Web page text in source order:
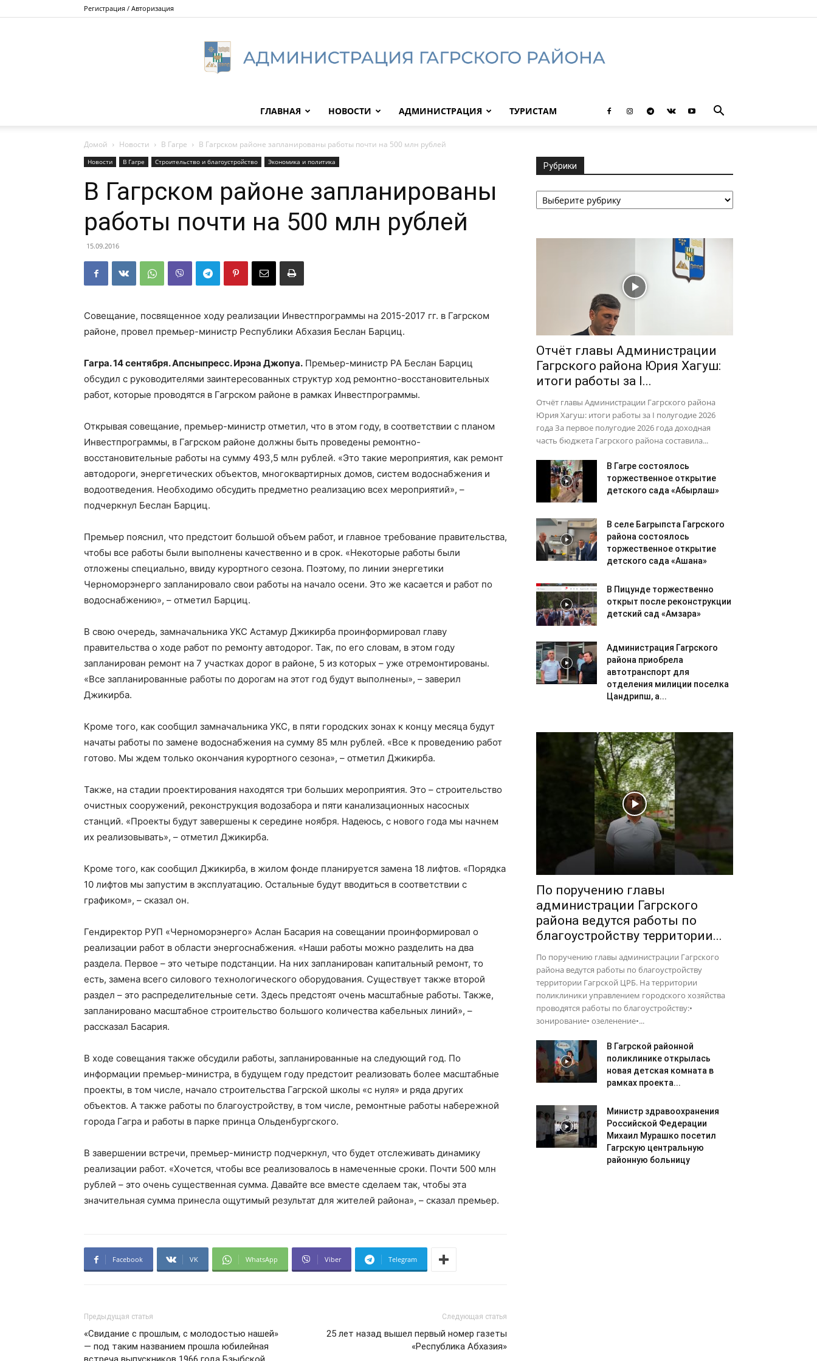
Регистрация / Авторизация
Гагрского
ГЛАВНАЯ НОВОСТИ АДМИНИСТРАЦИЯ ТУРИСТАМ
Домой Новости В Гагре В Гагрском районе запланированы работы почти на 500 млн рублей
Новости В Гагре Строительство и благоустройство Экономика и политика
В Гагрском районе запланированы
работы почти на 500 млн рублей
15.09.2016
Совещание, посвященное ходу реализации Инвестпрограммы на 2015-2017 гг. в Гагрском
районе, провел премьер-министр Республики Абхазия Беслан Барциц.
Гагра. 14 сентября. Апсныпресс. Ирэна Джопуа. Премьер-министр РА Беслан Барциц
обсудил с руководителями заинтересованных структур ход ремонтно-восстановительных
работ, которые проводятся в Гагрском районе в рамках Инвестпрограммы.
Открывая совещание, премьер-министр отметил, что в этом году, в соответствии с планом
Инвестпрограммы, в Гагрском районе должны быть проведены ремонтно-
восстановительные работы на сумму 493,5 млн рублей. «Это такие мероприятия, как ремонт
автодороги, энергетических объектов, многоквартирных домов, систем водоснабжения и
водоотведения. Необходимо обсудить предметно реализацию всех мероприятий», –
подчеркнул Беслан Барциц.
Премьер пояснил, что предстоит большой объем работ, и главное требование правительства,
чтобы все работы были выполнены качественно и в срок. «Некоторые работы были
отложены специально, ввиду курортного сезона. Поэтому, по линии энергетики
Черноморэнерго запланировало свои работы на начало осени. Это же касается и работ по
водоснабжению», – отметил Барциц.
В свою очередь, замначальника УКС Астамур Джикирба проинформировал главу
правительства о ходе работ по ремонту автодорог. Так, по его словам, в этом году
запланирован ремонт на 7 участках дорог в районе, 5 из которых – уже отремонтированы.
«Все запланированные работы по дорогам на этот год будут выполнены», – заверил
Джикирба.
Кроме того, как сообщил замначальника УКС, в пяти городских зонах к концу месяца будут
начаты работы по замене водоснабжения на сумму 85 млн рублей. «Все к проведению работ
готово. Мы ждем только окончания курортного сезона», – отметил Джикирба.
Также, на стадии проектирования находятся три больших мероприятия. Это – строительство
очистных сооружений, реконструкция водозабора и пяти канализационных насосных
станций. «Проекты будут завершены к середине ноября. Надеюсь, с нового года мы начнем
их реализовывать», – отметил Джикирба.
Кроме того, как сообщил Джикирба, в жилом фонде планируется замена 18 лифтов. «Порядка
10 лифтов мы запустим в эксплуатацию. Остальные будут вводиться в соответствии с
графиком», – сказал он.
Гендиректор РУП «Черноморэнерго» Аслан Басария на совещании проинформировал о
реализации работ в области энергоснабжения. «Наши работы можно разделить на два
раздела. Первое – это четыре подстанции. На них запланирован капитальный ремонт, то
есть, замена всего силового технологического оборудования. Существует также второй
раздел – это распределительные сети. Здесь предстоят очень масштабные работы. Также,
запланировано масштабное строительство большого количества кабельных линий», –
рассказал Басария.
В ходе совещания также обсудили работы, запланированные на следующий год. По
информации премьер-министра, в будущем году предстоит реализовать более масштабные
проекты, в том числе, начало строительства Гагрской школы «с нуля» и ряда других
объектов. А также работы по благоустройству, в том числе, ремонтные работы набережной
города Гагра и работы в парке принца Ольденбургского.
В завершении встречи, премьер-министр подчеркнул, что будет отслеживать динамику
реализации работ. «Хочется, чтобы все реализовалось в намеченные сроки. Почти 500 млн
рублей – это очень существенная сумма. Давайте все вместе сделаем так, чтобы эта
значительная сумма принесла ощутимый результат для жителей района», – сказал премьер.
Facebook VK WhatsApp Viber Telegram
Предыдущая статья
«Свидание с прошлым, с молодостью нашей»
— под таким названием прошла юбилейная
Следующая статья
25 лет назад вышел первый номер газеты
«Республика Абхазия»
Рубрики
Рубрики
Отчёт главы Администрации
Гагрского района Юрия Хагуш:
итоги работы за I...
Отчёт главы Администрации Гагрского района
Юрия Хагуш: итоги работы за I полугодие 2026
года За первое полугодие 2026 года доходная
часть бюджета Гагрского района составила...
В Гагре состоялось
торжественное открытие
детского сада «Абырлаш»
В селе Багрыпста Гагрского
района состоялось
торжественное открытие
детского сада «Ашана»
В Пицунде торжественно
открыт после реконструкции
детский сад «Амзара»
Администрация Гагрского
района приобрела
автотранспорт для
отделения милиции поселка
Цандрипш, а...
По поручению главы
администрации Гагрского
района ведутся работы по
благоустройству территории...
По поручению главы администрации Гагрского
района ведутся работы по благоустройству
территории Гагрской ЦРБ. На территории
поликлиники управлением городского хозяйства
проводятся работы по благоустройству:•
зонирование• озеленение•...
В Гагрской районной
поликлинике открылась
новая детская комната в
рамках проекта...
Министр здравоохранения
Российской Федерации
Михаил Мурашко посетил
Гагрскую центральную
районную больницу